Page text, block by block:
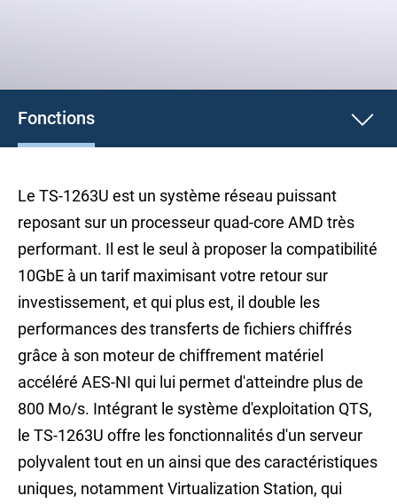
Fonctions
Le TS-1263U est un système réseau puissant
reposant sur un processeur quad-core AMD très
performant. Il est le seul à proposer la compatibilité
10GbE à un tarif maximisant votre retour sur
investissement, et qui plus est, il double les
performances des transferts de fichiers chiffrés
grâce à son moteur de chiffrement matériel
accéléré AES-NI qui lui permet d'atteindre plus de
800 Mo/s. Intégrant le système d'exploitation QTS,
le TS-1263U offre les fonctionnalités d'un serveur
polyvalent tout en un ainsi que des caractéristiques
uniques, notamment Virtualization Station, qui